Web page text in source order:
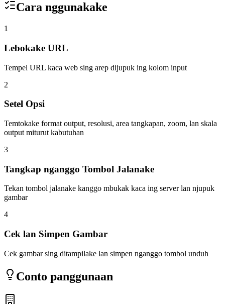
Cara nggunakake
1
Lebokake URL
Tempel URL kaca web sing arep dijupuk ing kolom input
2
Setel Opsi
Temtokake format output, resolusi, area tangkapan, zoom, lan skala
output miturut kabutuhan
3
Tangkap nganggo Tombol Jalanake
Tekan tombol jalanake kanggo mbukak kaca ing server lan njupuk
gambar
4
Cek lan Simpen Gambar
Cek gambar sing ditampilake lan simpen nganggo tombol unduh
Conto panggunaan